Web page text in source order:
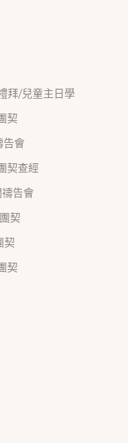
拜/兒童主日學
契
告會
契查經
告會
契
契
契